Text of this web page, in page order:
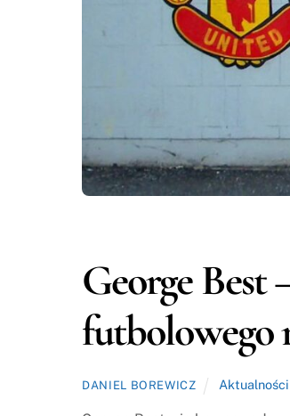
George Best
futbolowego
DANIEL BOREWICZ Aktualności